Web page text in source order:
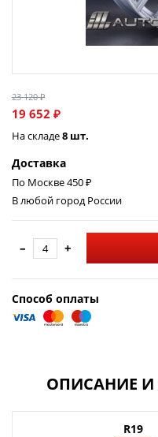
23 120 ₽
19 652 ₽
На складе8 шт.
Доставка
По Москве 450 ₽
В любой город России
– +
Способ оплаты
ОПИСАНИЕ И
R19